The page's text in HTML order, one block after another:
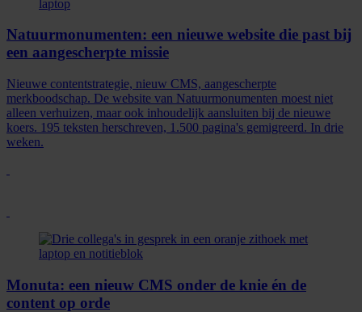
Natuurmonumenten: een nieuwe website die past bij
een aangescherpte missie
Nieuwe contentstrategie, nieuw CMS, aangescherpte
merkboodschap. De website van Natuurmonumenten moest niet
alleen verhuizen, maar ook inhoudelijk aansluiten bij de nieuwe
koers. 195 teksten herschreven, 1.500 pagina's gemigreerd. In drie
weken.
Monuta: een nieuw CMS onder de knie én de
content op orde